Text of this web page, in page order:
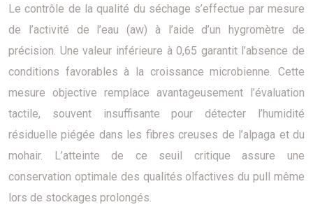
Le contrôle de la qualité du séchage s’effectue par mesure
de l’activité de l’eau (aw) à l’aide d’un hygromètre de
précision. Une valeur inférieure à 0,65 garantit l’absence de
conditions favorables à la croissance microbienne. Cette
mesure objective remplace avantageusement l’évaluation
tactile, souvent insuffisante pour détecter l’humidité
résiduelle piégée dans les fibres creuses de l’alpaga et du
mohair. L’atteinte de ce seuil critique assure une
conservation optimale des qualités olfactives du pull même
lors de stockages prolongés.